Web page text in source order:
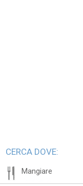
CERCA DOVE:
Mangiare